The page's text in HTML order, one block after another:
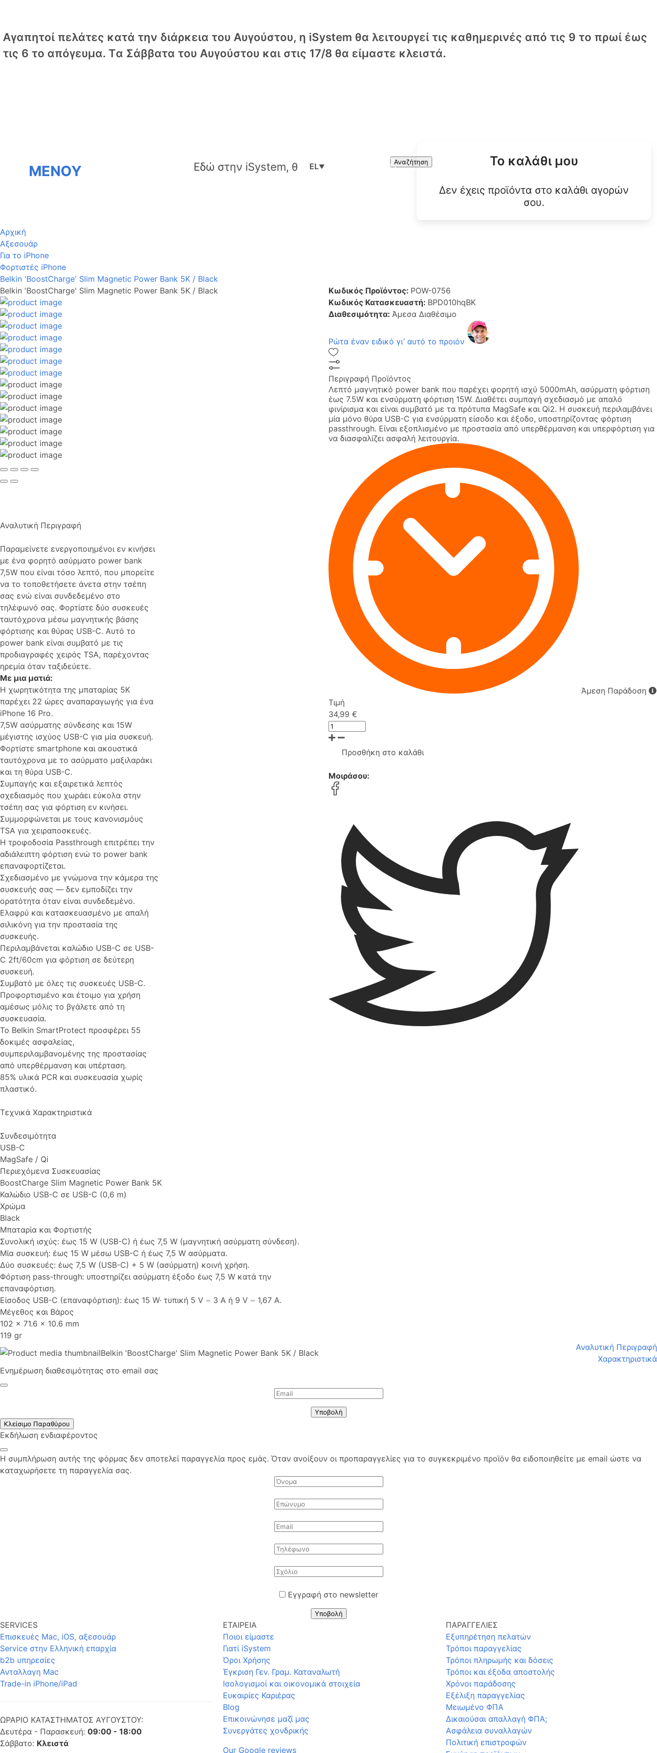
Αγαπητοί πελάτες κατά την διάρκεια του Αυγούστου, η iSystem θα λειτουργεί τις καθημερινές από τις 9 το πρωί έως
τις 6 το απόγευμα. Tα Σάββατα του Αυγούστου και στις 17/8 θα είμαστε κλειστά.
ΜΕΝΟΥ
Search Αναζήτηση
EL▼ Το καλάθι μου
Δεν έχεις προϊόντα στο καλάθι αγορών
σου.
Αρχική
Αξεσουάρ
Για το iPhone
Φορτιστές iPhone
Belkin 'BoostCharge' Slim Magnetic Power Bank 5K / Black
Belkin 'BoostCharge' Slim Magnetic Power Bank 5K / Black
Αναλυτική Περιγραφή
Παραμείνετε ενεργοποιημένοι εν κινήσει
με ένα φορητό ασύρματο power bank
7,5W που είναι τόσο λεπτό, που μπορείτε
να το τοποθετήσετε άνετα στην τσέπη
σας ενώ είναι συνδεδεμένο στο
τηλέφωνό σας. Φορτίστε δύο συσκευές
ταυτόχρονα μέσω μαγνητικής βάσης
φόρτισης και θύρας USB-C. Αυτό το
power bank είναι συμβατό με τις
προδιαγραφές χειρός TSA, παρέχοντας
ηρεμία όταν ταξιδεύετε.
Με μια ματιά:
Η χωρητικότητα της μπαταρίας 5K
παρέχει 22 ώρες αναπαραγωγής για ένα
iPhone 16 Pro.
7,5W ασύρματης σύνδεσης και 15W
μέγιστης ισχύος USB-C για μία συσκευή.
Φορτίστε smartphone και ακουστικά
ταυτόχρονα με το ασύρματο μαξιλαράκι
και τη θύρα USB-C.
Συμπαγής και εξαιρετικά λεπτός
σχεδιασμός που χωράει εύκολα στην
τσέπη σας για φόρτιση εν κινήσει.
Συμμορφώνεται με τους κανονισμόυς
TSA για χειραποσκευές.
Η τροφοδοσία Passthrough επιτρέπει την
αδιάλειπτη φόρτιση ενώ το power bank
επαναφορτίζεται.
Σχεδιασμένο με γνώμονα την κάμερα της
συσκευής σας — δεν εμποδίζει την
ορατότητα όταν είναι συνδεδεμένο.
Ελαφρύ και κατασκευασμένο με απαλή
σιλικόνη για την προστασία της
συσκευής.
Περιλαμβάνεται καλώδιο USB-C σε USB-
C 2ft/60cm για φόρτιση σε δεύτερη
συσκευή.
Συμβατό με όλες τις συσκευές USB-C.
Προφορτισμένο και έτοιμο για χρήση
αμέσως μόλις το βγάλετε από τη
συσκευασία.
Το Belkin SmartProtect προσφέρει 55
δοκιμές ασφαλείας,
συμπεριλαμβανομένης της προστασίας
από υπερθέρμανση και υπέρταση.
85% υλικά PCR και συσκευασία χωρίς
πλαστικό.
Τεχνικά Χαρακτηριστικά
Συνδεσιμότητα
USB-C
MagSafe / Qi
Περιεχόμενα Συσκευασίας
BoostCharge Slim Magnetic Power Bank 5K
Καλώδιο USB-C σε USB-C (0,6 m)
Χρώμα
Black
Μπαταρία και Φορτιστής
Συνολική ισχύς: έως 15 W (USB-C) ή έως 7,5 W (μαγνητική ασύρματη σύνδεση).
Μία συσκευή: έως 15 W μέσω USB-C ή έως 7,5 W ασύρματα.
Δύο συσκευές: έως 7,5 W (USB-C) + 5 W (ασύρματη) κοινή χρήση.
Φόρτιση pass-through: υποστηρίζει ασύρματη έξοδο έως 7,5 W κατά την
επαναφόρτιση.
Είσοδος USB-C (επαναφόρτιση): έως 15 W· τυπική 5 V ⎓ 3 A ή 9 V ⎓ 1,67 A.
Μέγεθος και Βάρος
102 × 71.6 × 10.6 mm
119 gr
Κωδικός Προϊόντος: POW-0756
Κωδικός Κατασκευαστή: BPD010hqBK
Διαθεσιμότητα: Άμεσα Διαθέσιμο
Ρώτα έναν ειδικό γι’ αυτό το προιόν
Περιγραφή Προϊόντος
Λεπτό μαγνητικό power bank που παρέχει φορητή ισχύ 5000mAh, ασύρματη φόρτιση
έως 7.5W και ενσύρματη φόρτιση 15W. Διαθέτει συμπαγή σχεδιασμό με απαλό
φινίρισμα και είναι συμβατό με τα πρότυπα MagSafe και Qi2. Η συσκευή περιλαμβάνει
μία μόνο θύρα USB-C για ενσύρματη είσοδο και έξοδο, υποστηρίζοντας φόρτιση
passthrough. Είναι εξοπλισμένο με προστασία από υπερθέρμανση και υπερφόρτιση για
να διασφαλίζει ασφαλή λειτουργία.
Άμεση Παράδοση
Τιμή
34,99 €
Προσθήκη στο καλάθι
Μοιράσου:
Belkin 'BoostCharge' Slim Magnetic Power Bank 5K / Black
Αναλυτική Περιγραφή
Χαρακτηριστικά
Ενημέρωση διαθεσιμότητας στο email σας
Υποβολή
Κλείσιμο Παραθύρου
Εκδήλωση ενδιαφέροντος
Η συμπλήρωση αυτής της φόρμας δεν αποτελεί παραγγελία προς εμάς. Όταν ανοίξουν οι προπαραγγελίες για το συγκεκριμένο προϊόν θα ειδοποιηθείτε με email ώστε να
καταχωρήσετε τη παραγγελία σας.
Εγγραφή στο newsletter
Υποβολή
SERVICES
Επισκευές Mac, iOS, αξεσουάρ
Service στην Eλληνική επαρχία
b2b υπηρεσίες
Ανταλλαγη Mac
Trade-in iPhone/iPad
ΩΡΑΡΙΟ ΚΑΤΑΣΤΗΜΑΤΟΣ ΑΥΓΟΥΣΤΟΥ:
Δευτέρα - Παρασκευή: 09:00 - 18:00
Σάββατο: Κλειστά
ΕΤΑΙΡΕΙΑ
Ποιοι είμαστε
Γιατί iSystem
Όροι Χρήσης
Έγκριση Γεν. Γραμ. Καταναλωτή
Ισολογισμοί και οικονομικά στοιχεία
Ευκαιρίες Καριέρας
Blog
Επικοινώνησε μαζί μας
Συνεργάτες χονδρικής
Our Google reviews
ΠΑΡΑΓΓΕΛΙΕΣ
Εξυπηρέτηση πελατών
Τρόποι παραγγελίας
Τρόποι πληρωμής και δόσεις
Τρόποι και έξοδα αποστολής
Χρόνοι παράδοσης
Εξέλιξη παραγγελίας
Μειωμένο ΦΠΑ
Δικαιούσαι απαλλαγή ΦΠΑ;
Ασφάλεια συναλλαγών
Πολιτική επιστροφών